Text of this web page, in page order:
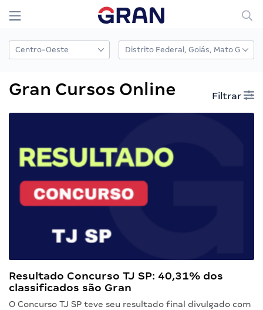
Gran Cursos Online Filtrar
Resultado Concurso TJ SP: 40,31% dos
classificados são Gran
O Concurso TJ SP teve seu resultado final divulgado com